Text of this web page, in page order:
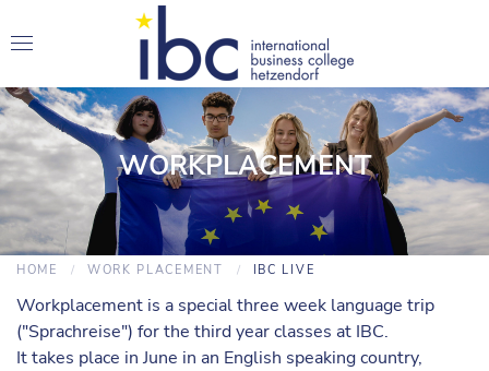
WORKPLACEMENT
HOME WORK PLACEMENT IBC LIVE
Workplacement is a special three week language trip
("Sprachreise") for the third year classes at IBC.
It takes place in June in an English speaking country,